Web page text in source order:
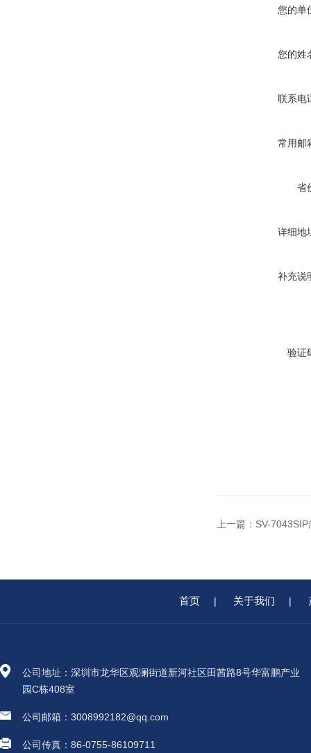
您的单
您的姓
联系电
常用邮
省
详细地
补充说
验证
上一篇： SV-
首页 | 关于我们 |
公司地址：深圳市龙华区观澜街道新河社区田茜路8号华富鹏产业
园C栋408室
公司邮箱：3008992182@qq.com
公司传真：86-0755-86109711